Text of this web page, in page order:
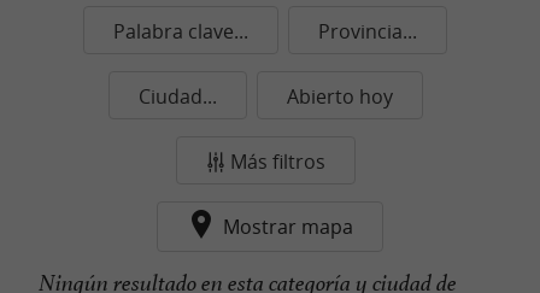
Palabra clave... Provincia...
Ciudad... Abierto hoy
Más filtros
Mostrar mapa
Ningún resultado en esta categoría y ciudad de